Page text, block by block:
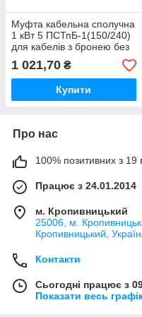
Муфта кабельна сполучна
1 кВт 5 ПСТпБ-1(150/240)
для кабелів з бронею без
гільз
1 021,70 ₴
Купити
Про нас
100% позитивних з 19
Працює з 24.01.2014
м. Кропивницький
25006, м.
Кропивницький,
Контакти
Сьогодні працює з
Показати весь